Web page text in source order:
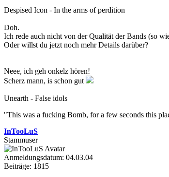
Despised Icon - In the arms of perdition
Doh.
Ich rede auch nicht von der Qualität der Bands (so
Oder willst du jetzt noch mehr Details darüber?
Neee, ich geh onkelz hören!
Scherz mann, is schon gut
Unearth - False idols
"This was a fucking Bomb, for a few seconds this
InTooLuS
Stammuser
Anmeldungsdatum: 04.03.04
Beiträge: 1815